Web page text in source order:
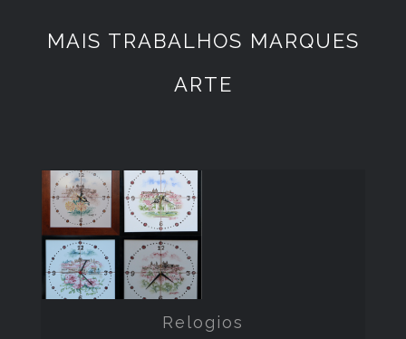
MAIS TRABALHOS MARQUES
ARTE
Relogios
Relogios